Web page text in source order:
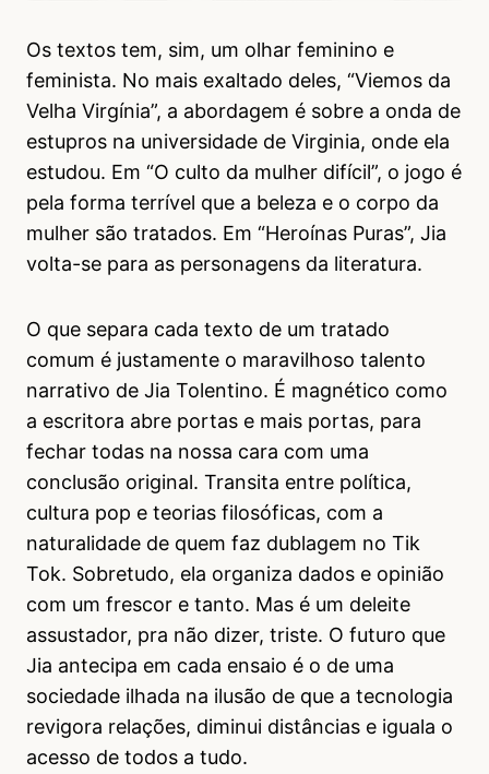
Os textos tem, sim, um olhar feminino e
feminista. No mais exaltado deles, “Viemos da
Velha Virgínia”, a abordagem é sobre a onda de
estupros na universidade de Virginia, onde ela
estudou. Em “O culto da mulher difícil”, o jogo é
pela forma terrível que a beleza e o corpo da
mulher são tratados. Em “Heroínas Puras”, Jia
volta-se para as personagens da literatura.
O que separa cada texto de um tratado
comum é justamente o maravilhoso talento
narrativo de Jia Tolentino. É magnético como
a escritora abre portas e mais portas, para
fechar todas na nossa cara com uma
conclusão original. Transita entre política,
cultura pop e teorias filosóficas, com a
naturalidade de quem faz dublagem no Tik
Tok. Sobretudo, ela organiza dados e opinião
com um frescor e tanto. Mas é um deleite
assustador, pra não dizer, triste. O futuro que
Jia antecipa em cada ensaio é o de uma
sociedade ilhada na ilusão de que a tecnologia
revigora relações, diminui distâncias e iguala o
acesso de todos a tudo.